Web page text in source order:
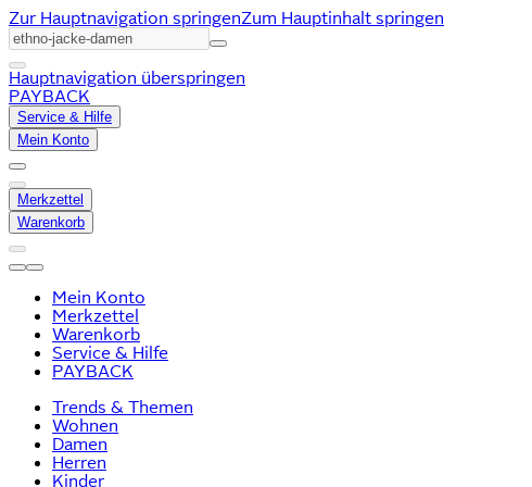
Zur Hauptnavigation springenZum Hauptinhalt springen
Hauptnavigation überspringen
PAYBACK
Service & Hilfe
Mein Konto
Merkzettel
Warenkorb
Mein Konto
Merkzettel
Warenkorb
Service & Hilfe
PAYBACK
Trends & Themen
Wohnen
Damen
Herren
Kinder